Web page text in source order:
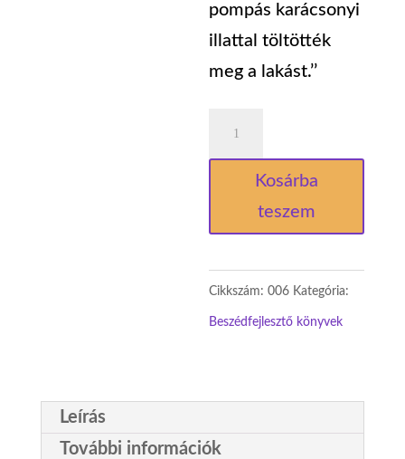
pompás karácsonyi
illattal töltötték
meg a lakást.’’
karácsonya
mennyiség
Kosárba
teszem
Cikkszám:006 Kategória:
Beszédfejlesztő könyvek
Leírás
További információk